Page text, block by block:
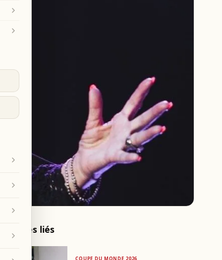
Articles liés
COUPE DU MONDE 2026